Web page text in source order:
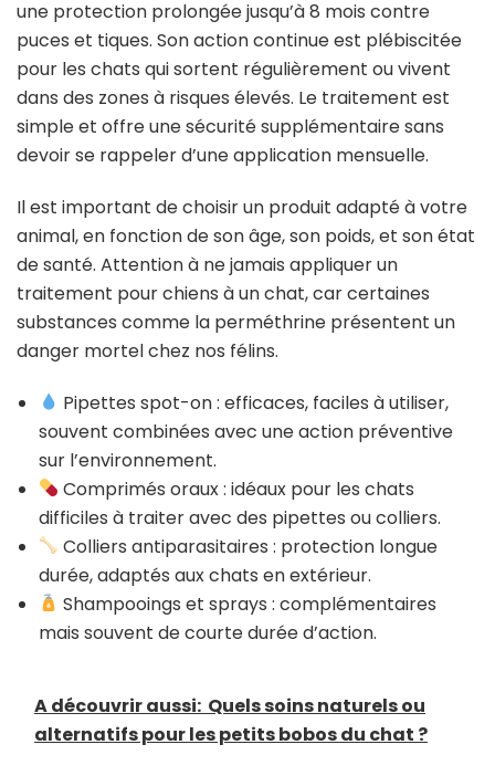
une protection prolongée jusqu’à 8 mois contre
puces et tiques. Son action continue est plébiscitée
pour les chats qui sortent régulièrement ou vivent
dans des zones à risques élevés. Le traitement est
simple et offre une sécurité supplémentaire sans
devoir se rappeler d’une application mensuelle.
Il est important de choisir un produit adapté à votre
animal, en fonction de son âge, son poids, et son état
de santé. Attention à ne jamais appliquer un
traitement pour chiens à un chat, car certaines
substances comme la perméthrine présentent un
danger mortel chez nos félins.
Pipettes spot-on : efficaces, faciles à utiliser,
souvent combinées avec une action préventive
sur l’environnement.
Comprimés oraux : idéaux pour les chats
difficiles à traiter avec des pipettes ou colliers.
Colliers antiparasitaires : protection longue
durée, adaptés aux chats en extérieur.
Shampooings et sprays : complémentaires
mais souvent de courte durée d’action.
A découvrir aussi: Quels soins naturels ou
alternatifs pour les petits bobos du chat ?